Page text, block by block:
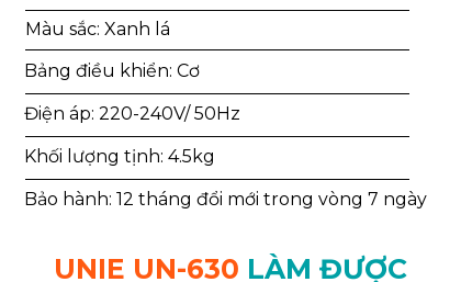
Bảng điều khiển: Cơ
Màu sắc: Xanh lá
Điện áp: 220-240V/ 50Hz
Khối lượng tịnh: 4.5kg
Bảo hành: 12 tháng đổi mới trong vòng 7 ngày
UNIE UN-630 LÀM ĐƯỢC